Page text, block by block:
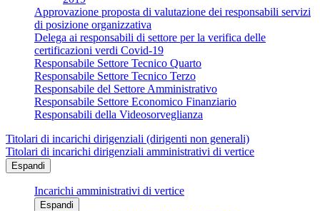
Approvazione proposta di valutazione dei responsabili servizi
di posizione organizzativa
Delega ai responsabili di settore per la verifica delle
certificazioni verdi Covid-19
Responsabile Settore Tecnico Quarto
Responsabile Settore Tecnico Terzo
Responsabile del Settore Amministrativo
Responsabile Settore Economico Finanziario
Responsabili della Videosorveglianza
Titolari di incarichi dirigenziali (dirigenti non generali)
Titolari di incarichi dirigenziali amministrativi di vertice
Espandi
Incarichi amministrativi di vertice
Espandi